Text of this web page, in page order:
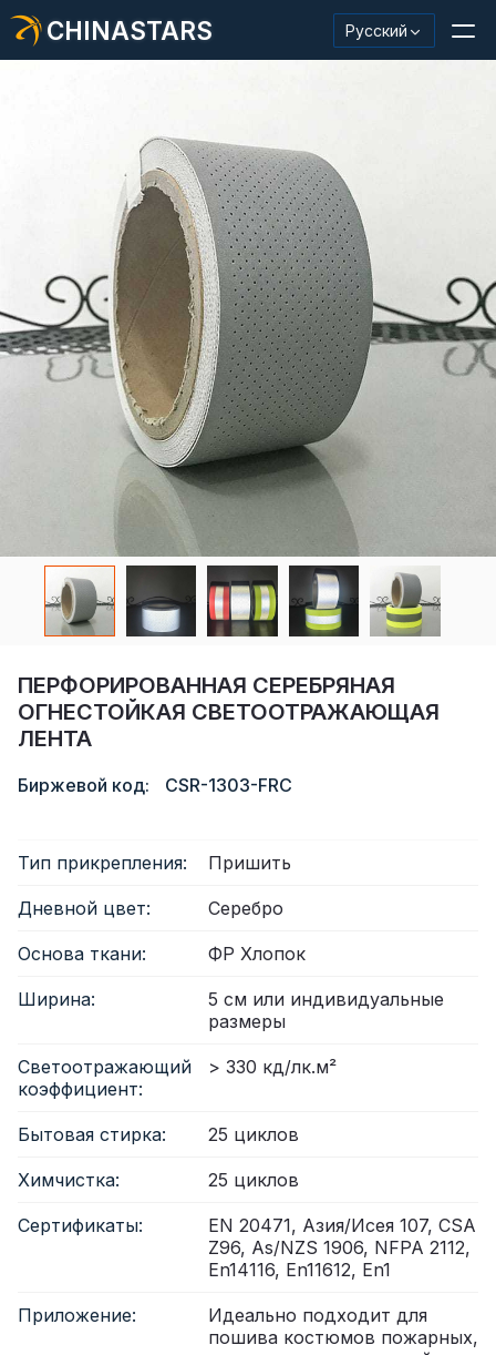
CHINASTARS Русский
Светоотражающий материал/лента
Модная светоотражающая ткань
Защитная одежда
Светящийся в темноте материал
Промышленная отделка для мытья
О КИНАССТАРС
Новый продукт
Сертификат
Каталог
Видео
ПЕРФОРИРОВАННАЯ СЕРЕБРЯНАЯ
ОГНЕСТОЙКАЯ СВЕТООТРАЖАЮЩАЯ
ЛЕНТА
Биржевой код: CSR-1303-FRC
Тип прикрепления: Пришить
Дневной цвет: Серебро
Основа ткани: ФР Хлопок
Ширина:
5 см или индивидуальные
размеры
Светоотражающий
коэффициент:
> 330 кд/лк.м²
Бытовая стирка: 25 циклов
Химчистка: 25 циклов
Сертификаты:
EN 20471, Азия/Исея 107, CSA
Z96, As/NZS 1906, NFPA 2112,
En14116, En11612, En1
Приложение:
Идеально подходит для
пошива костюмов пожарных,